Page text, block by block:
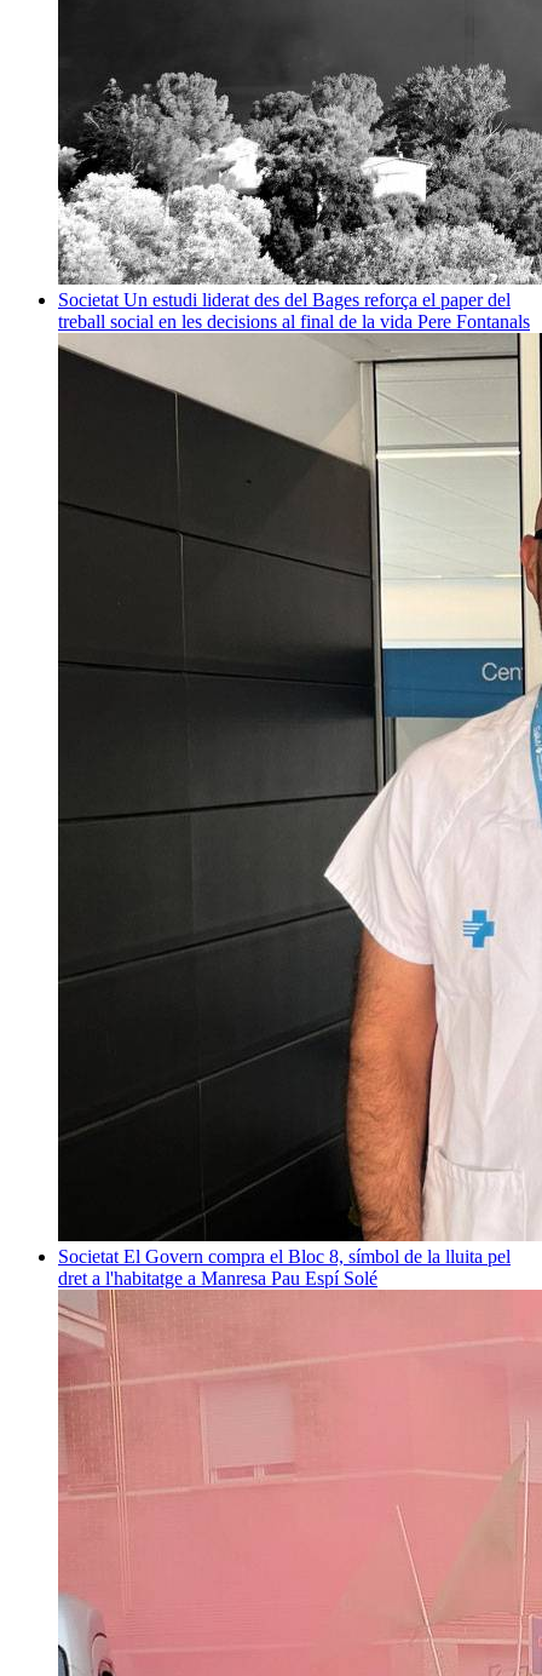
Societat Un estudi liderat des del Bages reforça el paper del
treball social en les decisions al final de la vida Pere Fontanals
Societat El Govern compra el Bloc 8, símbol de la lluita pel
dret a l'habitatge a Manresa Pau Espí Solé